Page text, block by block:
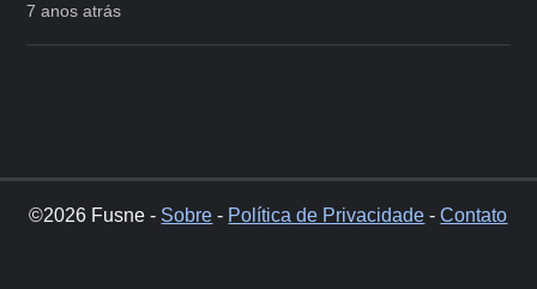
7 anos atrás
©2026 Fusne - Sobre - Política de Privacidade -Contato